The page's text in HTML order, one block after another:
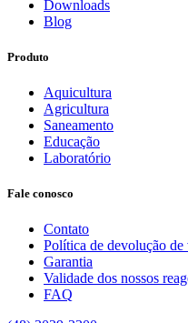
Downloads
Blog
Produto
Aquicultura
Agricultura
Saneamento
Educação
Laboratório
Fale conosco
Contato
Política de devolução de
Garantia
Validade dos nossos
FAQ